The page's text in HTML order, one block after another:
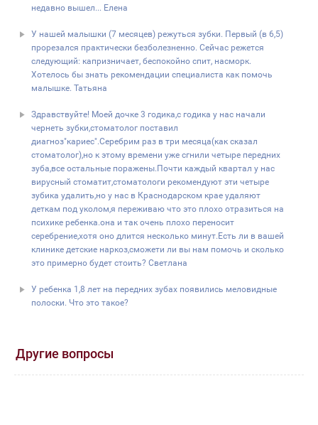
недавно вышел... Елена
У нашей малышки (7 месяцев) режуться зубки. Первый (в 6,5)
прорезался практически безболезненно. Сейчас режется
следующий: капризничает, беспокойно спит, насморк.
Хотелось бы знать рекомендации специалиста как помочь
малышке. Татьяна
Здравствуйте! Моей дочке 3 годика,с годика у нас начали
чернеть зубки,стоматолог поставил
диагноз"кариес".Серебрим раз в три месяца(как сказал
стоматолог),но к этому времени уже сгнили четыре передних
зуба,все остальные поражены.Почти каждый квартал у нас
вирусный стоматит,стоматологи рекомендуют эти четыре
зубика удалить,но у нас в Краснодарском крае удаляют
деткам под уколом,я переживаю что это плохо отразиться на
психике ребенка.она и так очень плохо переносит
серебрение,хотя оно длится несколько минут.Есть ли в вашей
клинике детские наркоз,сможети ли вы нам помочь и сколько
это примерно будет стоить? Светлана
У ребенка 1,8 лет на передних зубах появились меловидные
полоски. Что это такое?
Другие вопросы